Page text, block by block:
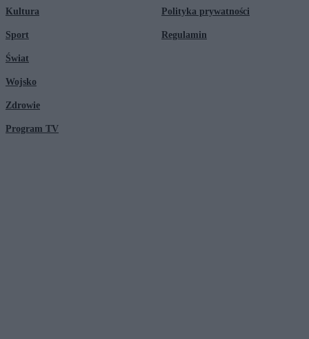
Kultura
Sport
Świat
Wojsko
Zdrowie
Program TV
Polityka prywatności
Regulamin